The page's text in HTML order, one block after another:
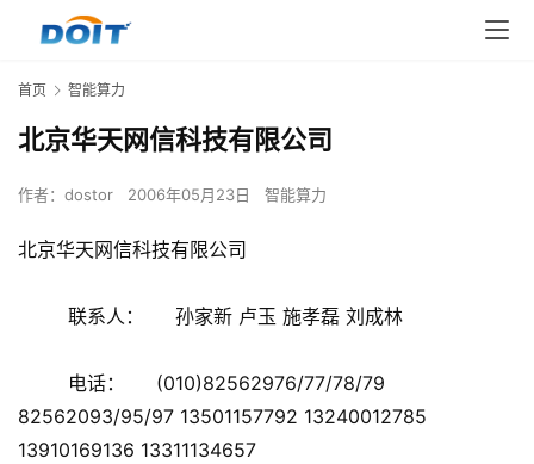
首页 智能算力
北京华天网信科技有限公司
作者： dostor 2006年05月23日 智能算力
北京华天网信科技有限公司
联系人： 孙家新 卢玉 施孝磊 刘成林
电话： (010)82562976/77/78/79
82562093/95/97 13501157792 13240012785
13910169136 13311134657